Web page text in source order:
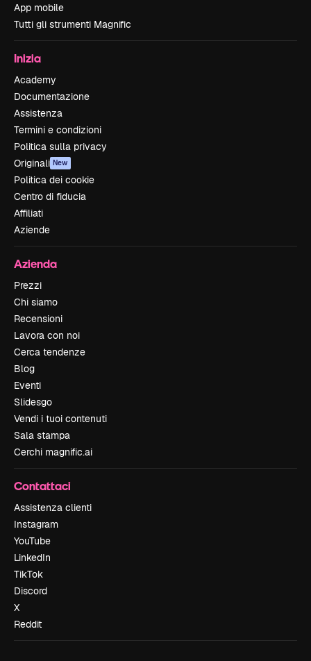
App mobile
Tutti gli strumenti Magnific
Inizia
Academy
Documentazione
Assistenza
Termini e condizioni
Politica sulla privacy
Originali New
Politica dei cookie
Centro di fiducia
Affiliati
Aziende
Azienda
Prezzi
Chi siamo
Recensioni
Lavora con noi
Cerca tendenze
Blog
Eventi
Slidesgo
Vendi i tuoi contenuti
Sala stampa
Cerchi magnific.ai
Contattaci
Assistenza clienti
Instagram
YouTube
LinkedIn
TikTok
Discord
X
Reddit